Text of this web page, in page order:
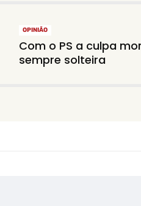
OPINIÃO
Com o PS a culpa
sempre solteira